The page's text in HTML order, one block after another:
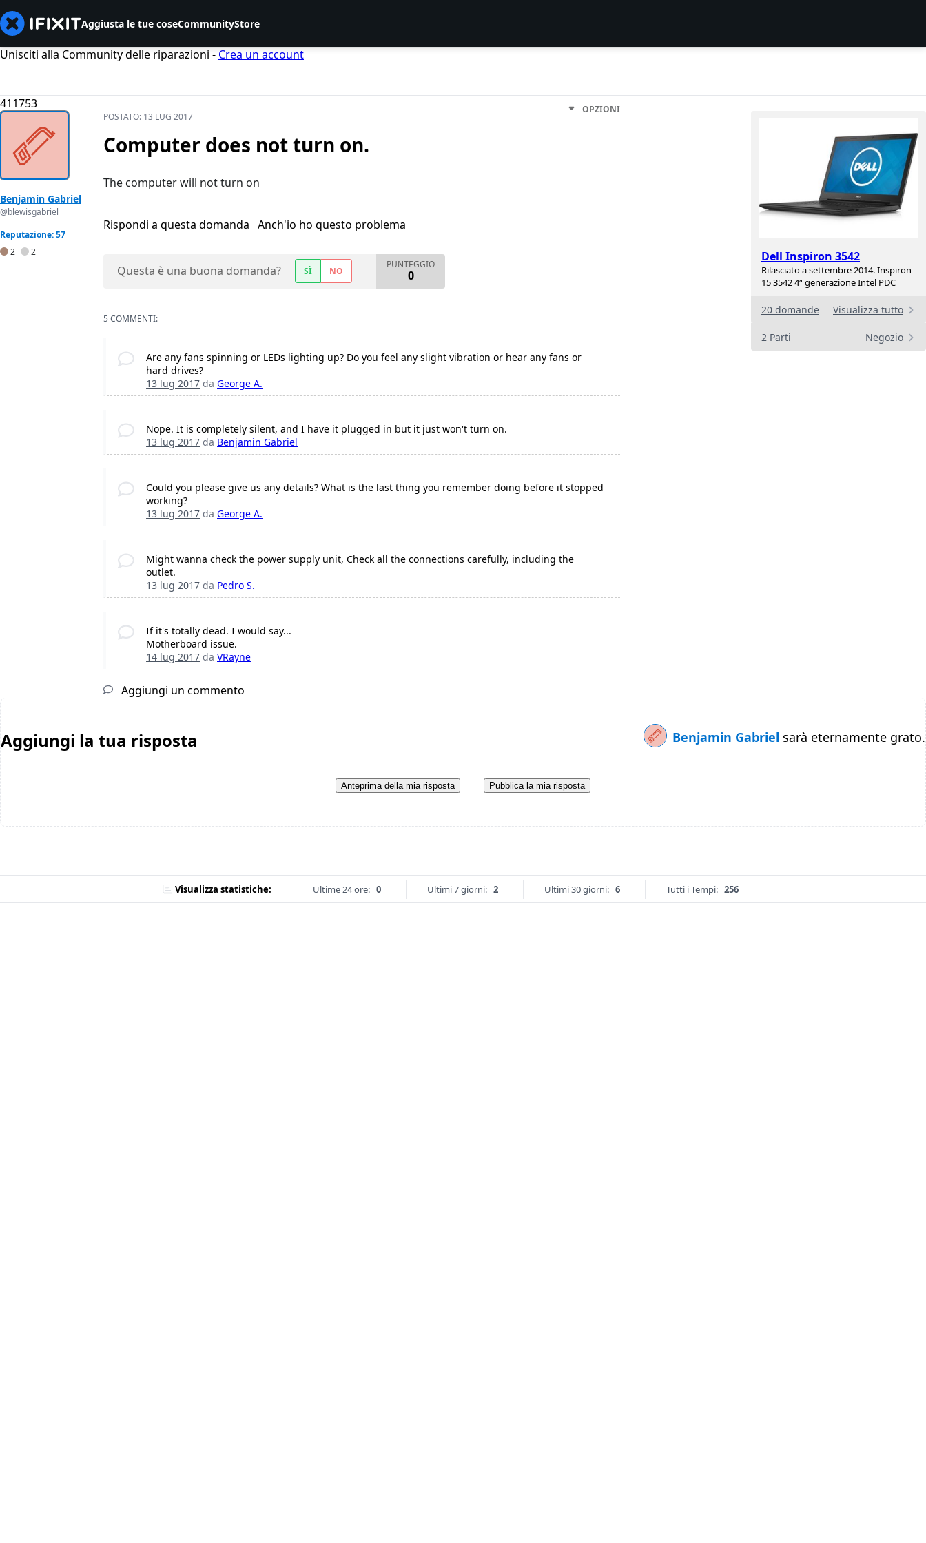
Aggiusta le tue coseCommunityStore
Unisciti alla Community delle riparazioni - Crea un account
411753
Dell Inspiron 3542
Rilasciato a settembre 2014. Inspiron
15 3542 4ª generazione Intel PDC
20 domande Visualizza tutto
2 Parti Negozio
Benjamin Gabriel
@blewisgabriel
Reputazione: 57
2
2
POSTATO: 13 LUG 2017
OPZIONI
Computer does not turn on.
The computer will not turn on
Rispondi a questa domanda Anch'io ho questo problema
Questa è una buona domanda? SÌ NO
PUNTEGGIO
0
5 COMMENTI:
Are any fans spinning or LEDs lighting up? Do you feel any slight vibration or hear any fans or
hard drives?
13 lug 2017 daGeorge A.
Nope. It is completely silent, and I have it plugged in but it just won't turn on.
13 lug 2017 da Benjamin Gabriel
Could you please give us any details? What is the last thing you remember doing before it stopped
working?
13 lug 2017 daGeorge A.
Might wanna check the power supply unit, Check all the connections carefully, including the
outlet.
13 lug 2017 da Pedro S.
If it's totally dead. I would say...
Motherboard issue.
14 lug 2017 daVRayne
Aggiungi un commento
Aggiungi la tua risposta Benjamin Gabriel sarà eternamente grato.
Anteprima della mia risposta Pubblica la mia risposta
Visualizza statistiche: Ultime 24 ore: 0 Ultimi 7 giorni: 2 Ultimi 30 giorni: 6 Tutti i Tempi: 256